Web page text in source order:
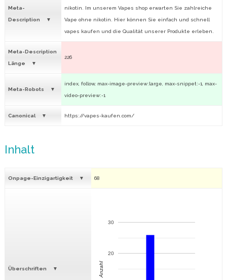
Meta-
Description
nikotin​. Im unserem Vapes shop erwarten Sie zahlreiche
Vape ohne nikotin. Hier können Sie einfach und schnell
vapes kaufen und die Qualität unserer Produkte erleben.
Meta-Description
Länge
226
Meta-Robots
index, follow, max-image-preview:large, max-snippet:-1, max-
video-preview:-1
Canonical https://vapes-kaufen.com/
Inhalt
Onpage-Einzigartigkeit 68
Überschriften
20
30
Anzahl